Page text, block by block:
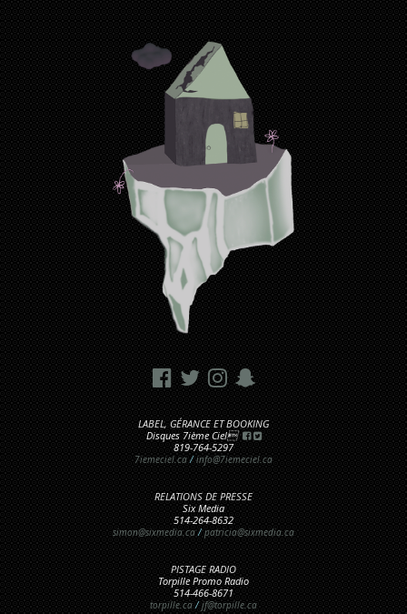
LABEL, GÉRANCE ET BOOKING
Disques 7ième Ciel
819-764-5297
7iemeciel.ca/info@7iemeciel.ca
RELATIONS DE PRESSE
Six Media
514-264-8632
simon@sixmedia.ca/patricia@sixmedia.ca
PISTAGE RADIO
Torpille Promo Radio
514-466-8671
torpille.ca/jf@torpille.ca